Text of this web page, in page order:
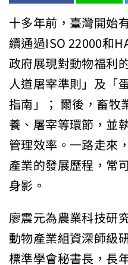
十多年前，臺灣開始
續通過ISO 22000和
政府展現對動物福利
人道屠宰準則」及「
指南」； 爾後，畜
養、屠宰等環節，並
管理效率。一路走來
產業的發展歷程，常
身影。
廖震元為農業科技研
動物產業組資深師級